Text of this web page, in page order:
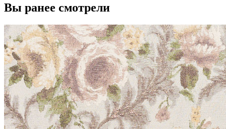
Вы ранее смотрели